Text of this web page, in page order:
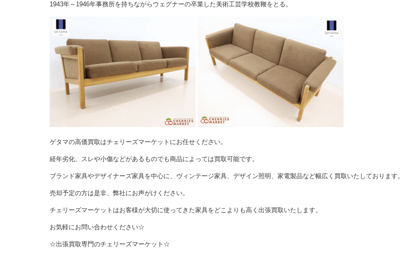
1943年～1946年事務所を持ちながらウェグナーの卒業した美術工芸学校教鞭をとる。
ゲタマの高価買取はチェリーズマーケットにお任せください。
経年劣化、スレや小傷などがあるものでも商品によっては買取可能です。
ブランド家具やデザイナーズ家具を中心に、ヴィンテージ家具、デザイン照明、家電製品など幅広く買取いたしております。
売却予定の方は是非、弊社にお声がけください。
チェリーズマーケットはお客様が大切に使ってきた家具をどこよりも高く出張買取いたします。
お気軽にお問い合わせください☆
☆出張買取専門のチェリーズマーケット☆